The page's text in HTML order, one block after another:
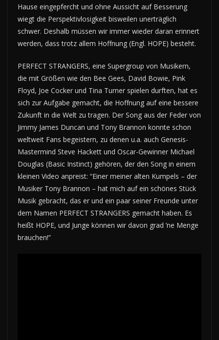
Hause eingepfercht und ohne Aussicht auf Besserung
wiegt die Perspektivlosigkeit bisweilen unerträglich
schwer. Deshalb müssen wir immer wieder daran erinnert
werden, dass trotz allem Hoffnung (Engl. HOPE) besteht.
PERFECT STRANGERS, eine Supergroup von Musikern,
die mit Größen wie den Bee Gees, David Bowie, Pink
Floyd, Joe Cocker und Tina Turner spielen durften, hat es
sich zur Aufgabe gemacht, die Hoffnung auf eine bessere
Zukunft in die Welt zu tragen. Der Song aus der Feder von
Jimmy James Duncan und Tony Brannon konnte schon
weltweit Fans begeistern, zu denen u.a. auch Genesis-
Mastermind Steve Hackett und Oscar-Gewinner Michael
Douglas (Basic Instinct) gehören, der den Song in einem
kleinen Video anpreist: “Einer meiner alten Kumpels – der
Musiker Tony Brannon – hat mich auf ein schönes Stück
Musik gebracht, das er und ein paar seiner Freunde unter
dem Namen PERFECT STRANGERS gemacht haben. Es
heißt HOPE, und Junge können wir davon grad ’ne Menge
brauchen!”